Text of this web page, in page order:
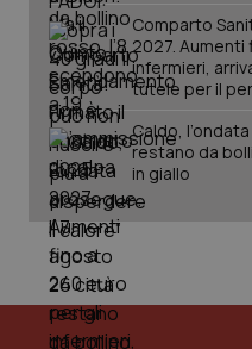
Comparto
2027. Aumenti
infermieri,
tutele per il
Caldo,
restano da
in giallo
PHPSESSID